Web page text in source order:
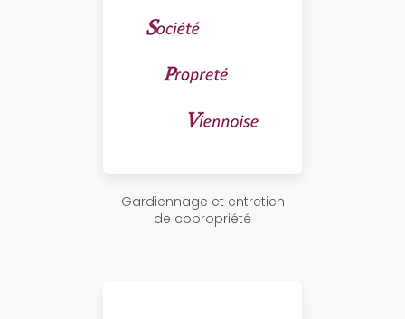
Gardiennage et entretien
de copropriété